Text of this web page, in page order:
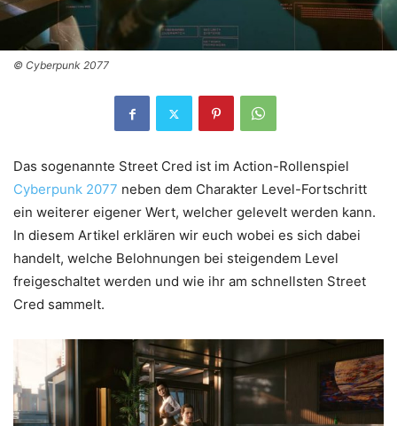
© Cyberpunk 2077
Das sogenannte Street Cred ist im Action-Rollenspiel
Cyberpunk 2077 neben dem Charakter Level-Fortschritt
ein weiterer eigener Wert, welcher gelevelt werden kann.
In diesem Artikel erklären wir euch wobei es sich dabei
handelt, welche Belohnungen bei steigendem Level
freigeschaltet werden und wie ihr am schnellsten Street
Cred sammelt.